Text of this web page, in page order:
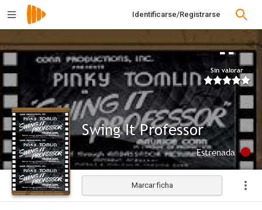
Identificarse/Registrarse
--
Sin valorar
Swing It Professor
Estrenada
Marcar ficha